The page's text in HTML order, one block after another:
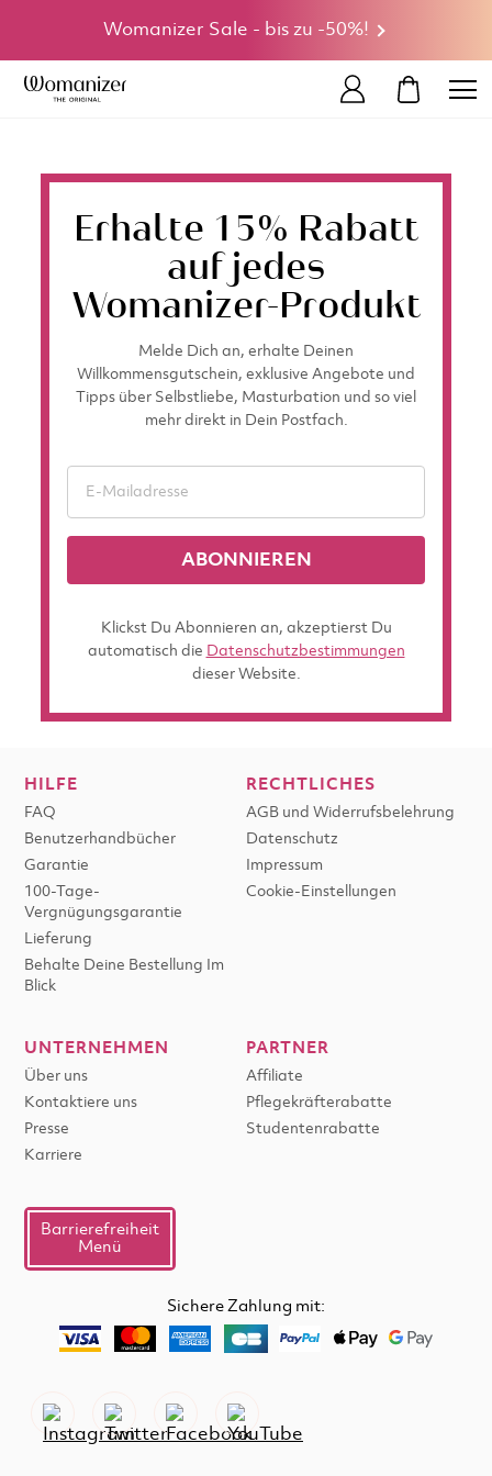
Womanizer Sale - bis zu -50%!
Erhalte 15% Rabatt
auf jedes
Womanizer-Produkt
Melde Dich an, erhalte Deinen
Willkommensgutschein, exklusive Angebote und
Tipps über Selbstliebe, Masturbation und so viel
mehr direkt in Dein Postfach.
ABONNIEREN
Klickst Du Abonnieren an, akzeptierst Du
automatisch die Datenschutzbestimmungen
dieser Website.
HILFE
FAQ
Benutzerhandbücher
Garantie
100-Tage-
Vergnügungsgarantie
Lieferung
Behalte Deine Bestellung Im
Blick
RECHTLICHES
AGB und Widerrufsbelehrung
Datenschutz
Impressum
Cookie-Einstellungen
UNTERNEHMEN
Über uns
Kontaktiere uns
Presse
Karriere
PARTNER
Affiliate
Pflegekräfterabatte
Studentenrabatte
Barrierefreiheit
Menü
Sichere Zahlung mit: